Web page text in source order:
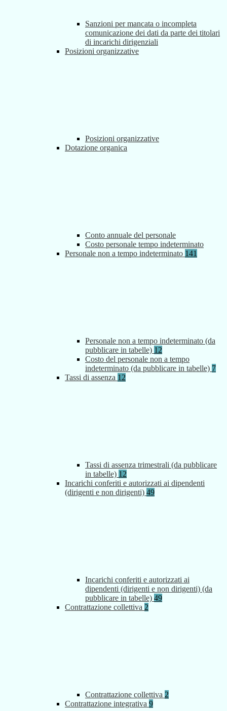
Sanzioni per mancata o incompleta
comunicazione dei dati da parte dei titolari
di incarichi dirigenziali
Posizioni organizzative
Posizioni organizzative
Dotazione organica
Conto annuale del personale
Costo personale tempo indeterminato
Personale non a tempo indeterminato 141
Personale non a tempo indeterminato (da
pubblicare in tabelle) 12
Costo del personale non a tempo
indeterminato (da pubblicare in tabelle) 7
Tassi di assenza 12
Tassi di assenza trimestrali (da pubblicare
in tabelle) 12
Incarichi conferiti e autorizzati ai dipendenti
(dirigenti e non dirigenti) 49
Incarichi conferiti e autorizzati ai
dipendenti (dirigenti e non dirigenti) (da
pubblicare in tabelle) 49
Contrattazione collettiva 2
Contrattazione collettiva 2
Contrattazione integrativa 9